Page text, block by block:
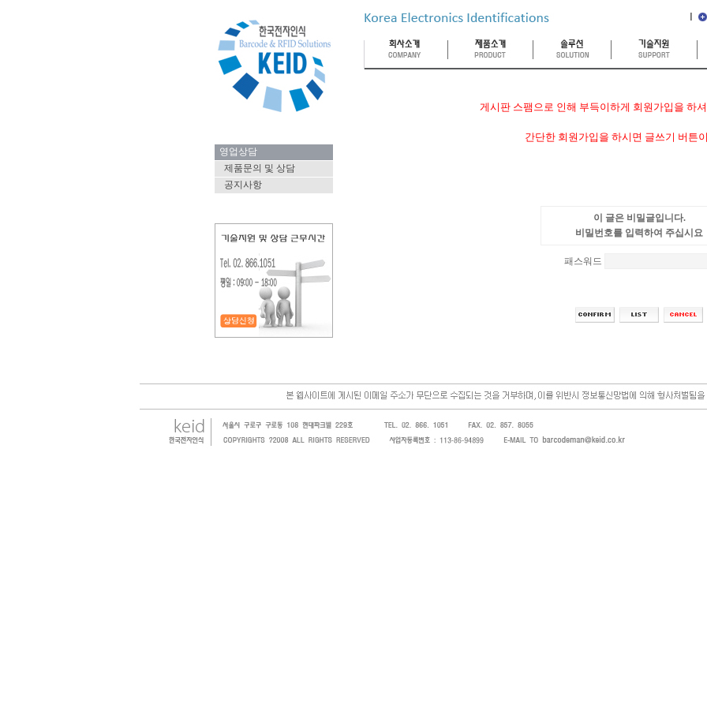
영업상담
제품문의 및 상담
공지사항
게시판 스팸으로 인해 부득이하게 회원가입을 하
간단한 회원가입을 하시면 글쓰기 버튼
이 글은 비밀글입니다.
비밀번호를 입력하여 주십시요
패스워드